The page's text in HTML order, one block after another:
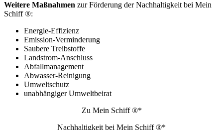
Weitere Maßnahmen zur Förderung der Nachhaltigkeit bei Mein
Schiff ®:
Energie-Effizienz
Emission-Verminderung
Saubere Treibstoffe
Landstrom-Anschluss
Abfallmanagement
Abwasser-Reinigung
Umweltschutz
unabhängiger Umweltbeirat
Zu Mein Schiff ®*
Nachhaltigkeit bei Mein Schiff ®*